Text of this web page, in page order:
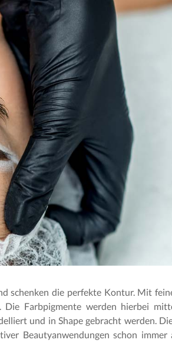
schenken die perfekte Kontur. Mit
Die Farbpigmente werden hierbei
und in Shape gebracht werden.
Beautyanwendungen schon immer